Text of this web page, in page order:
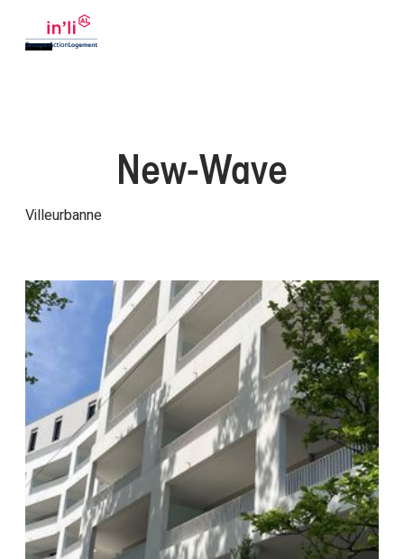
New-Wave
Villeurbanne